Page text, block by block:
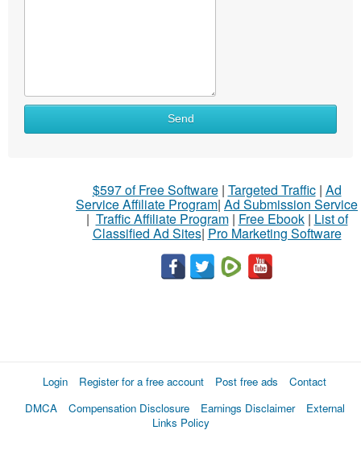
Send
$597 of Free Software| Targeted Traffic| Ad
Service Affiliate Program| Ad Submission Service
| Traffic Affiliate Program| Free Ebook| List of
Classified Ad Sites| Pro Marketing Software
Login Register for a free account Post free ads
Contact
DMCA
Compensation Disclosure Earnings Disclaimer
External
Links Policy